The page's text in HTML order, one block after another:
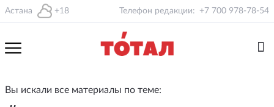
Астана +18 Телефон редакции: +7 700 978-78-54
Вы искали все материалы по теме: